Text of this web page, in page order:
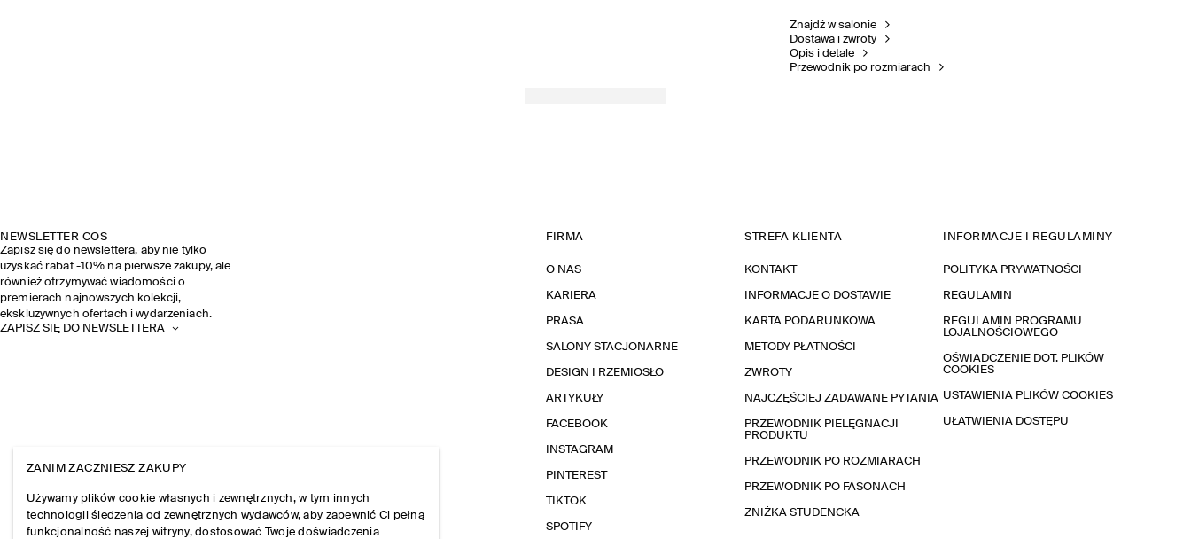
Znajdź w salonie
Dostawa i zwroty
Opis i detale
Przewodnik po rozmiarach
NEWSLETTER COS
Zapisz się do newslettera, aby nie tylko
uzyskać rabat -10% na pierwsze zakupy, ale
również otrzymywać wiadomości o
premierach najnowszych kolekcji,
ekskluzywnych ofertach i wydarzeniach.
ZAPISZ SIĘ DO NEWSLETTERA
FIRMA
O NAS
KARIERA
PRASA
SALONY STACJONARNE
DESIGN I RZEMIOSŁO
ARTYKUŁY
FACEBOOK
INSTAGRAM
PINTEREST
TIKTOK
SPOTIFY
STREFA KLIENTA
KONTAKT
INFORMACJE O DOSTAWIE
KARTA PODARUNKOWA
METODY PŁATNOŚCI
ZWROTY
NAJCZĘŚCIEJ ZADAWANE PYTANIA
PRZEWODNIK PIELĘGNACJI
PRODUKTU
PRZEWODNIK PO ROZMIARACH
PRZEWODNIK PO FASONACH
ZNIŻKA STUDENCKA
INFORMACJE I REGULAMINY
POLITYKA PRYWATNOŚCI
REGULAMIN
REGULAMIN PROGRAMU
LOJALNOŚCIOWEGO
OŚWIADCZENIE DOT. PLIKÓW
COOKIES
USTAWIENIA PLIKÓW COOKIES
UŁATWIENIA DOSTĘPU
ZANIM ZACZNIESZ ZAKUPY
Używamy plików cookie własnych i zewnętrznych, w tym innych
technologii śledzenia od zewnętrznych wydawców, aby zapewnić Ci pełną
funkcjonalność naszej witryny, dostosować Twoje doświadczenia